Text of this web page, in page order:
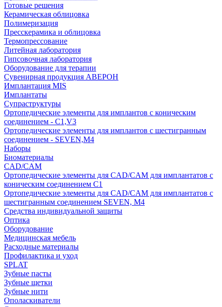
Готовые решения
Керамическая облицовка
Полимеризация
Пресскерамика и облицовка
Термопрессование
Литейная лаборатория
Гипсовочная лаборатория
Оборудование для терапии
Сувенирная продукция АВЕРОН
Имплантация MIS
Имплантаты
Супраструктуры
Ортопедические элементы для имплантов с коническим
соединением - C1,V3
Ортопедические элементы для имплантов с шестигранным
соединением - SEVEN,M4
Наборы
Биоматериалы
CAD/CAM
Ортопедические элементы для CAD/CAM для имплантатов с
коническим соединением С1
Ортопедические элементы для CAD/CAM для имплантатов с
шестигранным соединением SEVEN, М4
Средства индивидуальной защиты
Оптика
Оборудование
Медицинская мебель
Расходные материалы
Профилактика и уход
SPLAT
Зубные пасты
Зубные щетки
Зубные нити
Ополаскиватели